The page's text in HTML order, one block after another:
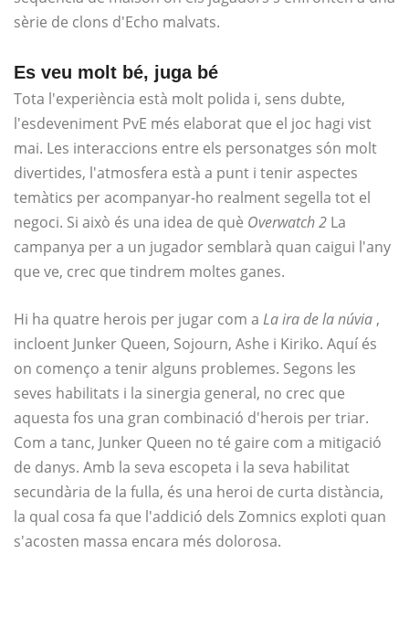
sèrie de clons d'Echo malvats.
Es veu molt bé, juga bé
Tota l'experiència està molt polida i, sens dubte,
l'esdeveniment PvE més elaborat que el joc hagi vist
mai. Les interaccions entre els personatges són molt
divertides, l'atmosfera està a punt i tenir aspectes
temàtics per acompanyar-ho realment segella tot el
negoci. Si això és una idea de què Overwatch 2 La
campanya per a un jugador semblarà quan caigui l'any
que ve, crec que tindrem moltes ganes.
Hi ha quatre herois per jugar com a La ira de la núvia ,
incloent Junker Queen, Sojourn, Ashe i Kiriko. Aquí és
on començo a tenir alguns problemes. Segons les
seves habilitats i la sinergia general, no crec que
aquesta fos una gran combinació d'herois per triar.
Com a tanc, Junker Queen no té gaire com a mitigació
de danys. Amb la seva escopeta i la seva habilitat
secundària de la fulla, és una heroi de curta distància,
la qual cosa fa que l'addició dels Zomnics exploti quan
s'acosten massa encara més dolorosa.